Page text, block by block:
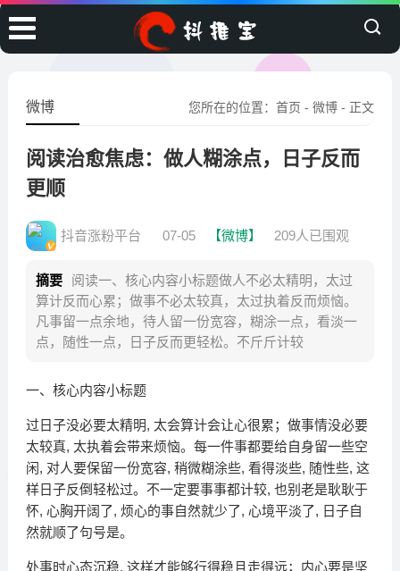
您所在的位置：首页 -微博 - 正文
微博
阅读治愈焦虑：做人糊涂点，日子反而
更顺
抖音涨粉平台 07-05 【微博】 209人已围观
摘要
阅读一、核心内容小标题做人不必太精明，太过
算计反而心累；做事不必太较真，太过执着反而烦恼。
凡事留一点余地，待人留一份宽容，糊涂一点，看淡一
点，随性一点，日子反而更轻松。不斤斤计较
一、核心内容小标题
过日子没必要太精明, 太会算计会让心很累；做事情没必要
太较真, 太执着会带来烦恼。每一件事都要给自身留一些空
闲, 对人要保留一份宽容, 稍微糊涂些, 看得淡些, 随性些, 这
样日子反倒轻松过。不一定要事事都计较, 也别老是耿耿于
怀, 心胸开阔了, 烦心的事自然就少了, 心境平淡了, 日子自
然就顺了句号是。
处事时心态沉稳, 这样才能够行得稳且走得远；内心要是坚